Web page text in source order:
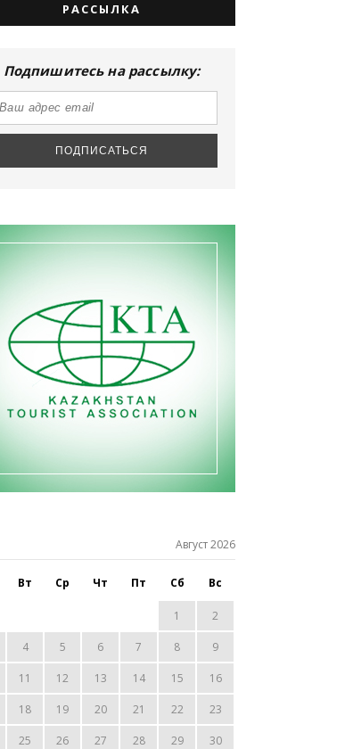
РАССЫЛКА
Подпишитесь на рассылку:
Август 2026
Вт Ср Чт Пт Сб Вс
1 2
4 5 6 7 8 9
11 12 13 14 15 16
18 19 20 21 22 23
25 26 27 28 29 30